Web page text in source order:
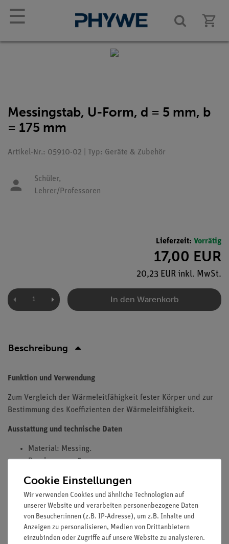
☰
Messingstab, U-Form, d = 5 mm, b
= 175 mm
Artikel-Nr.: 05910-02 | Typ: Geräte & Zubehör
Schüler,
Lehrer/Professoren
Lieferzeit: Vorrätig
17,00 EUR
20,23 EUR inkl. MwSt.
In den Warenkorb
Beschreibung
Funktion und Verwendung
Zum Vergleich der Wärmeleitfähigkeit fester Körper und zur
Bestimmung des Koeffizienten der Wärmeleitfähigkeit.
Ausstattung und technische Daten
Material: Messing.
Durchmesser: 5 mm.
Versandkostenfrei ab 300,- €
Cookie Einstellungen
Wir verwenden Cookies und ähnliche Technologien auf
unserer Website und verarbeiten personenbezogene Daten
von Besucher:innen (z.B. IP-Adresse), um z.B. Inhalte und
Anzeigen zu personalisieren, Medien von Drittanbietern
einzubinden oder Zugriffe auf unsere Website zu analysieren.